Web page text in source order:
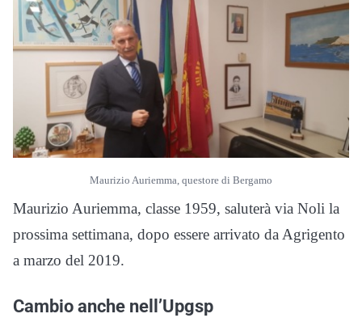
Maurizio Auriemma, questore di Bergamo
Maurizio Auriemma, classe 1959, saluterà via Noli la
prossima settimana, dopo essere arrivato da Agrigento
a marzo del 2019.
Cambio anche nell’Upgsp